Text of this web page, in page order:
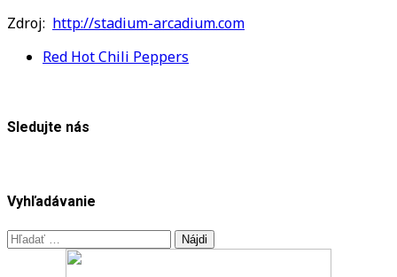
Zdroj: http://stadium-arcadium.com
Red Hot Chili Peppers
Sledujte nás
Vyhľadávanie
Hľadať: